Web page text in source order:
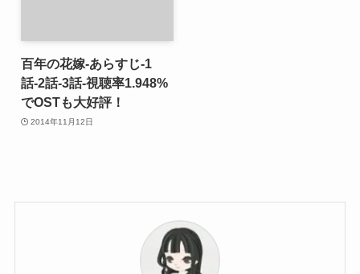
百年の花嫁-あらすじ-1
話-2話-3話-視聴率1.948%
でOSTも大好評！
2014年11月12日